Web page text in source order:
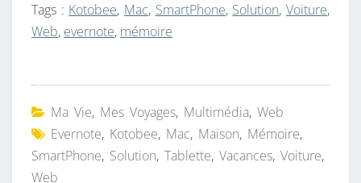
Tags : Kotobee, Mac, SmartPhone, Solution,Voiture,
Web, evernote, mémoire
Ma Vie, Mes Voyages, Multimédia, Web
Evernote, Kotobee, Mac, Maison, Mémoire,
SmartPhone, Solution, Tablette, Vacances, Voiture,
Web